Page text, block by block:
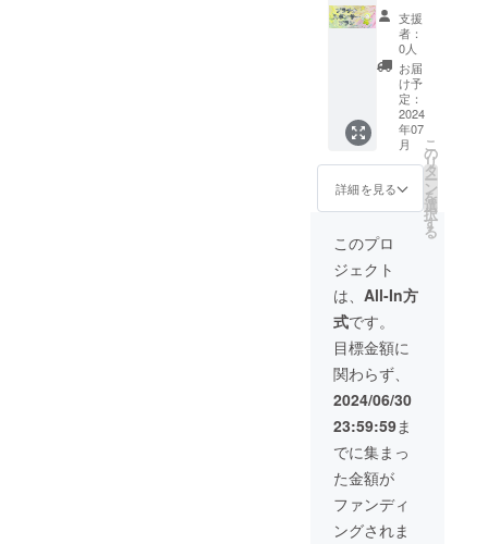
にてご
案内さ
せてい
ただき
ます。
※イベン
トの詳
細は
メール
にてお
送りさ
せてい
ます。
※掲載期
間は1年
間にな
りま
す。
にゴー
ルドス
ポン
サーと
して参
加して
頂けま
す。 ※
掲載を
希望さ
れるお
名前を
にご記
載くだ
さい。
※ロゴの
データ
のやり
取りは
メール
にてご
案内さ
せてい
ただき
ます。
※イベン
トの詳
細は
メール
にてお
こころ
のドリ
ルペー
ジにス
ポン
サー名/
ロゴ掲
載（特
大） 寄
付活動
のレ
ポート
りしま
す。 絵
本80冊
お届け
しま
す。 イ
ベント
にプラ
チナス
ポン
サーと
して参
加して
頂けま
す。 ※
掲載を
希望さ
れるお
支援
者：
0人
お届
け予
定：
2024
年07
月
詳細を見る
こ
の
リ
タ
ー
ン
を
選
択
す
る
このプロ
ジェクト
は、 All-In方
式です。
目標金額に
関わらず、
2024/06/30
23:59:59ま
でに集まっ
た金額が
ファンディ
ングされま